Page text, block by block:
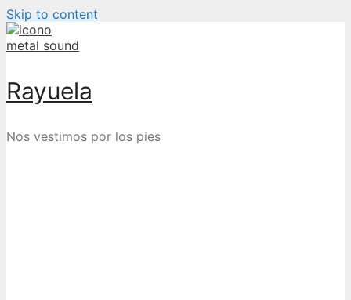
Skip to content
Rayuela
Nos vestimos por los pies